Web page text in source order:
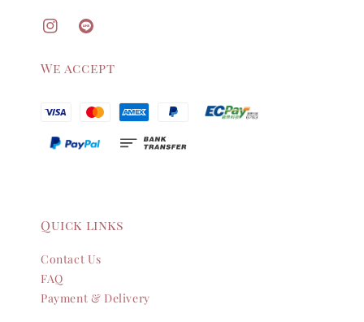
We accept
Quick links
Contact Us
FAQ
Payment & Delivery